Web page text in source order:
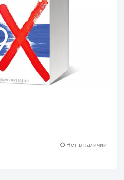
Нет в наличии